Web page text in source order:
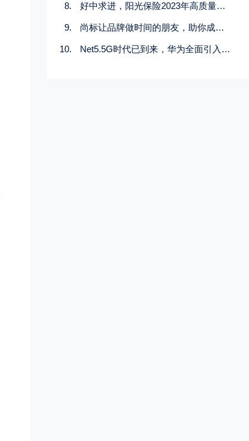
好中求进，阳光保险2023年高质量发展见行见效
尚标让品牌做时间的朋友，助你成为下一个破十奔百（亿）企业！
Net5.5G时代已到来，华为全面引入AI技术加速迈向网络智能化